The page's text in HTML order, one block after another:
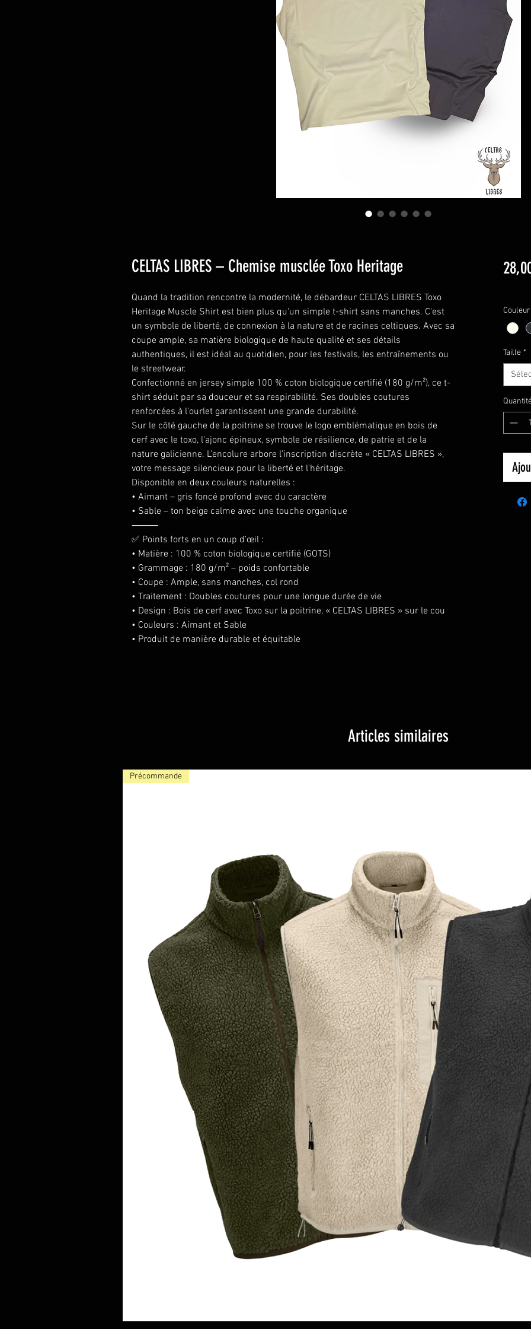
CELTAS LIBRES – Chemise musclée Toxo Heritage
Quand la tradition rencontre la modernité, le débardeur CELTAS LIBRES Toxo
Heritage Muscle Shirt est bien plus qu'un simple t-shirt sans manches. C'est
un symbole de liberté, de connexion à la nature et de racines celtiques. Avec sa
coupe ample, sa matière biologique de haute qualité et ses détails
authentiques, il est idéal au quotidien, pour les festivals, les entraînements ou
le streetwear.
Confectionné en jersey simple 100 % coton biologique certifié (180 g/m²), ce t-
shirt séduit par sa douceur et sa respirabilité. Ses doubles coutures
renforcées à l'ourlet garantissent une grande durabilité.
Sur le côté gauche de la poitrine se trouve le logo emblématique en bois de
cerf avec le toxo, l'ajonc épineux, symbole de résilience, de patrie et de la
nature galicienne. L'encolure arbore l'inscription discrète « CELTAS LIBRES »,
votre message silencieux pour la liberté et l'héritage.
Disponible en deux couleurs naturelles :
• Aimant – gris foncé profond avec du caractère
• Sable – ton beige calme avec une touche organique
⸻
✅ Points forts en un coup d’œil :
• Matière : 100 % coton biologique certifié (GOTS)
• Grammage : 180 g/m² – poids confortable
• Coupe : Ample, sans manches, col rond
• Traitement : Doubles coutures pour une longue durée de vie
• Design : Bois de cerf avec Toxo sur la poitrine, « CELTAS LIBRES » sur le cou
• Couleurs : Aimant et Sable
• Produit de manière durable et équitable
Taille *
Articles similaires
Précommande